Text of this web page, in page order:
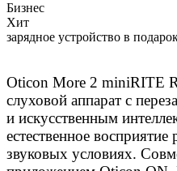
Бизнес
Хит
зарядное устройство в
Oticon More 2 miniRITE
слуховой аппарат с
и искусственным
естественное
звуковых условиях.